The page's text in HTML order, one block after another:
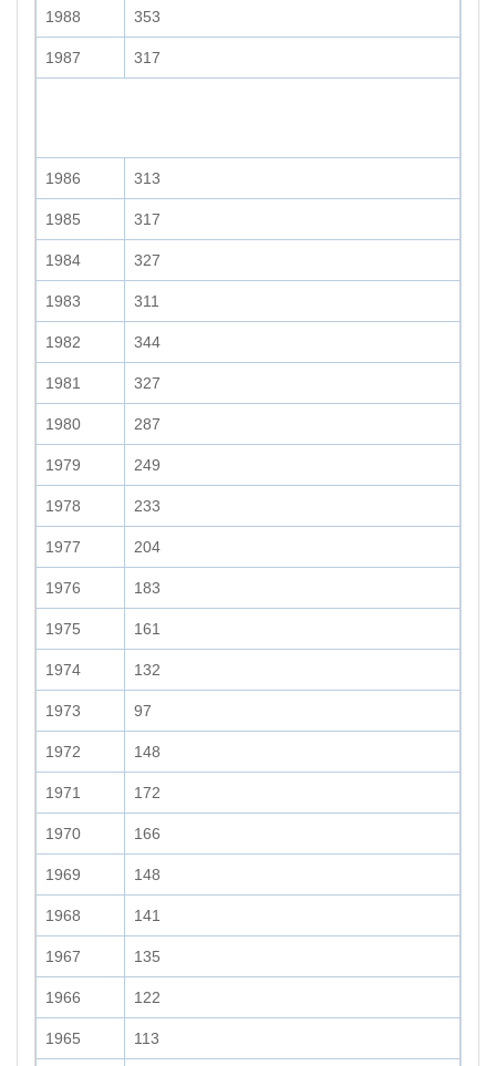
1988 353
1987 317
1986 313
1985 317
1984 327
1983 311
1982 344
1981 327
1980 287
1979 249
1978 233
1977 204
1976 183
1975 161
1974 132
1973 97
1972 148
1971 172
1970 166
1969 148
1968 141
1967 135
1966 122
1965 113